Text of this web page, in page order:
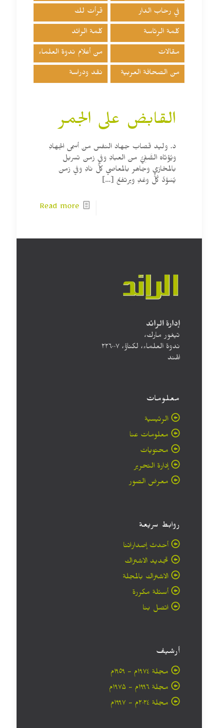
في رحاب الدار قرأت لك
كلمة الرئاسة كلمة الرائد
مقالات من أعلام ندوة العلماء
من الصحافة العربية نقد ودراسة
القابض على الجمر
د. وليد قصاب جهاد النفس من أسمى الجهادِ
ويُؤتَاه الصَّفِيُّ من العبادِ وفي زمن تسربل
بالمخازي وجاهر بالمعاصي كلُّ نادِ وفي زمن
يُسَوَّدُ كُلُّ وغدٍ ويرتفعُ […]
Read more
إدارة الرائد
تيغور مارك،
ندوة العلماء، لكناؤ، ۲۲٦۰۰۷
الهند
معلومات
الرئيسية
معلومات عنا
محتويات
إدارة التحرير
معرض الصور
روابط سريعة
أحدث إصداراتنا
تجديد الاشتراك
الاشتراك بالمجلة
أسئلة مكررة
اتصل بنا
أرشيف
مجلة ۱۹۷٤م - ١٩٥٩م
مجلة ۱۹۹٦م - ۱۹۷۵م
مجلة ۲۰۲٤م - ۱۹۹۷م